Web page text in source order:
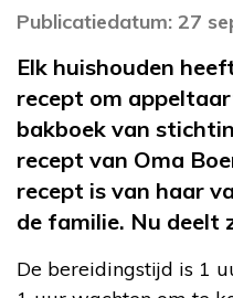
Publicatiedatum: 27
Elk huishouden
recept om
bakboek van
recept van Oma
recept is van haar
de familie. Nu deelt
De bereidingstijd is 1